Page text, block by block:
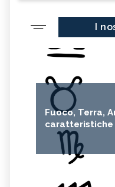
I
Fuoco, Terra,
caratteristiche